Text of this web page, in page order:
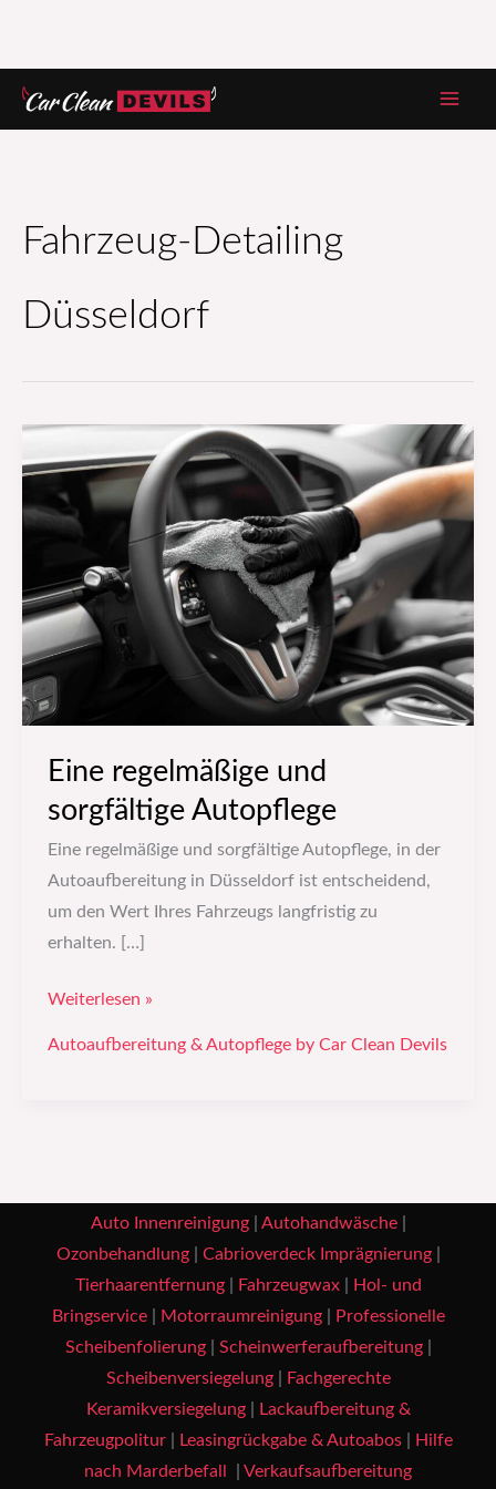
Zum
Inhalt
Fahrzeug-Detailing
Düsseldorf
Eine regelmäßige und
sorgfältige Autopflege
Eine regelmäßige und sorgfältige Autopflege, in der
Autoaufbereitung in Düsseldorf ist entscheidend,
um den Wert Ihres Fahrzeugs langfristig zu
erhalten. […]
regelmäßige
und
sorgfältige
Autopflege
Weiterlesen »
Autoaufbereitung & Autopflege by Car Clean Devils
Auto Innenreinigung| Autohandwäsche|
Ozonbehandlung| Cabrioverdeck Imprägnierung|
Tierhaarentfernung| Fahrzeugwax|
Hol- und
Bringservice| Motorraumreinigung|
Professionelle
Scheibenfolierung| Scheinwerferaufbereitung|
Scheibenversiegelung|
Fachgerechte
Keramikversiegelung|
Lackaufbereitung &
Fahrzeugpolitur| Leasingrückgabe & Autoabos|
Hilfe
nach Marderbefall
Verkaufsaufbereitung